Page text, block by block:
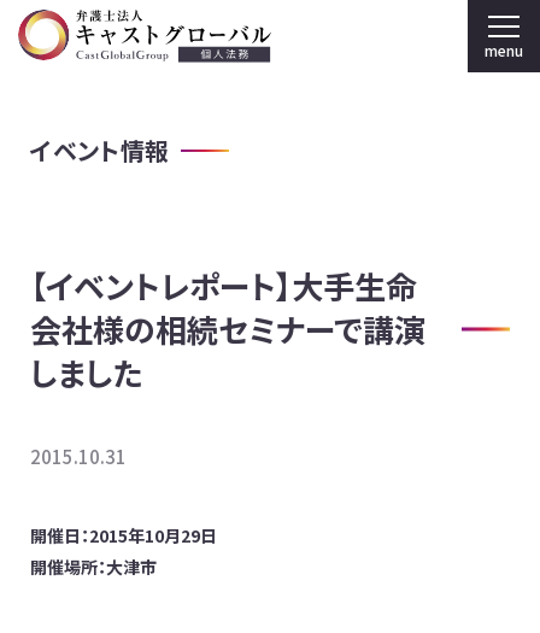
個人のお客様
弁護士紹介
事務所案内
法人のお客様
menu
イベント情報
【イベントレポート】大手生命
会社様の相続セミナーで講演
しました
2015.10.31
開催日：2015年10月29日
開催場所：大津市